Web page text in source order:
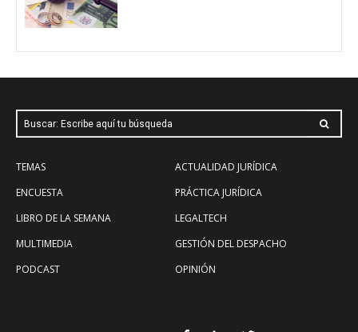
Buscar: Escribe aquí tu búsqueda
TEMAS
ENCUESTA
LIBRO DE LA SEMANA
MULTIMEDIA
PODCAST
ACTUALIDAD JURÍDICA
PRÁCTICA JURÍDICA
LEGALTECH
GESTIÓN DEL DESPACHO
OPINIÓN